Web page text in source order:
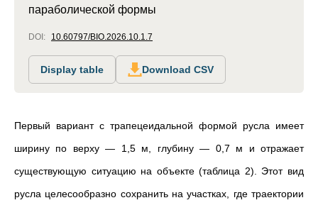
параболической формы
DOI: 10.60797/BIO.2026.10.1.7
Display table Download CSV
Первый вариант с трапецеидальной формой русла имеет
ширину по верху — 1,5 м, глубину — 0,7 м и отражает
существующую ситуацию на объекте (таблица 2). Этот вид
русла целесообразно сохранить на участках, где траектории